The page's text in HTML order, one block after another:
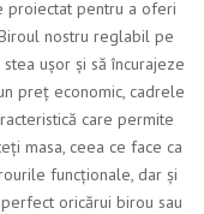
proiectat pentru a oferi
nostru reglabil pe
ușor și să încurajeze
preț economic, cadrele
care permite
masa, ceea ce face ca
funcționale, dar și
oricărui birou sau